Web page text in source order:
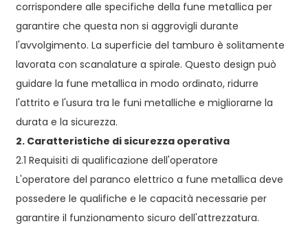
corrispondere alle specifiche della fune metallica per
garantire che questa non si aggrovigli durante
l'avvolgimento. La superficie del tamburo è solitamente
lavorata con scanalature a spirale. Questo design può
guidare la fune metallica in modo ordinato, ridurre
l'attrito e l'usura tra le funi metalliche e migliorarne la
durata e la sicurezza.
2. Caratteristiche di sicurezza operativa
2.1 Requisiti di qualificazione dell'operatore
L'operatore del paranco elettrico a fune metallica deve
possedere le qualifiche e le capacità necessarie per
garantire il funzionamento sicuro dell'attrezzatura.